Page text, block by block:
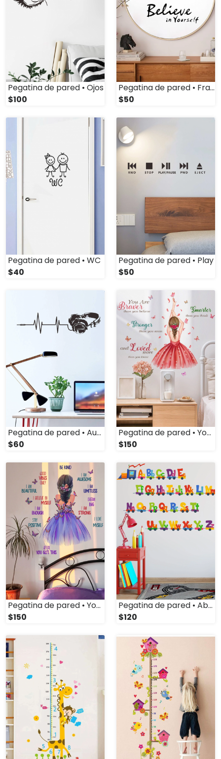
Pegatina de pared • Ojos
$100
Pegatina de pared • Frase
$50
Pegatina de pared • WC
$40
Pegatina de pared • Play
$50
Pegatina de pared • Audífonos
$60
Pegatina de pared • You Are (Mod. 2)
$150
Pegatina de pared • You Are (Mod. 3)
$150
Pegatina de pared • Abecedario
$120